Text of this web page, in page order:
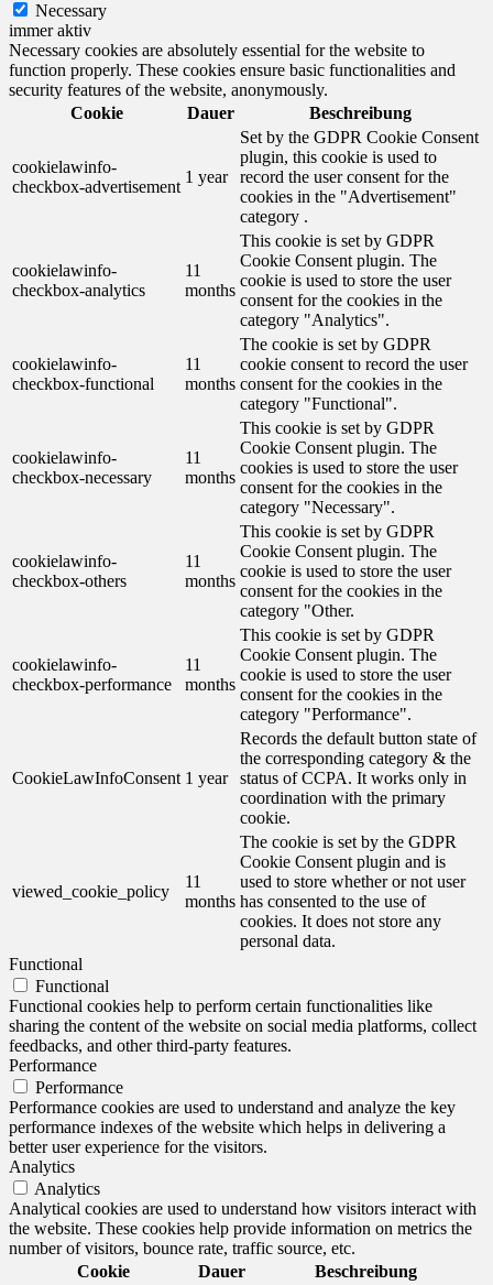
Necessary
immer aktiv
Necessary cookies are absolutely essential for the website to
function properly. These cookies ensure basic functionalities and
security features of the website, anonymously.
Cookie
Dauer Beschreibung
cookielawinfo-
checkbox-advertisement
1 year
Set by the GDPR Cookie Consent
plugin, this cookie is used to
record the user consent for the
cookies in the "Advertisement"
category .
cookielawinfo-
checkbox-analytics
11
months
This cookie is set by GDPR
Cookie Consent plugin. The
cookie is used to store the user
consent for the cookies in the
category "Analytics".
cookielawinfo-
checkbox-functional
11
months
The cookie is set by GDPR
cookie consent to record the user
consent for the cookies in the
category "Functional".
cookielawinfo-
checkbox-necessary
11
months
This cookie is set by GDPR
Cookie Consent plugin. The
cookies is used to store the user
consent for the cookies in the
category "Necessary".
cookielawinfo-
checkbox-others
11
months
This cookie is set by GDPR
Cookie Consent plugin. The
cookie is used to store the user
consent for the cookies in the
category "Other.
cookielawinfo-
checkbox-performance
11
months
This cookie is set by GDPR
Cookie Consent plugin. The
cookie is used to store the user
consent for the cookies in the
category "Performance".
CookieLawInfoConsent 1 year
Records the default button state of
the corresponding category & the
status of CCPA. It works only in
coordination with the primary
cookie.
viewed_cookie_policy
11
months
The cookie is set by the GDPR
Cookie Consent plugin and is
used to store whether or not user
has consented to the use of
cookies. It does not store any
personal data.
Functional
Functional
Functional cookies help to perform certain functionalities like
sharing the content of the website on social media platforms, collect
feedbacks, and other third-party features.
Performance
Performance
Performance cookies are used to understand and analyze the key
performance indexes of the website which helps in delivering a
better user experience for the visitors.
Analytics
Analytics
Analytical cookies are used to understand how visitors interact with
the website. These cookies help provide information on metrics the
number of visitors, bounce rate, traffic source, etc.
Cookie
Dauer Beschreibung